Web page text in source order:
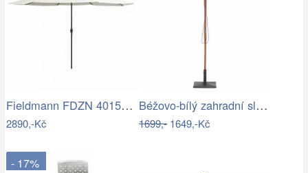
Fieldmann FDZN 4015 krémová
2890,-Kč
Béžovo-bílý zahradní slunečník ⌀260 cm…
1699,-1649,-Kč
- 17%